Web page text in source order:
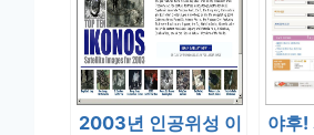
2003년 인공위성 이
야후!